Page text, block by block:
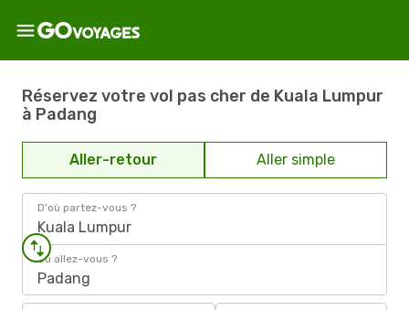
Réservez votre vol pas cher de Kuala Lumpur
à Padang
Aller-retour Aller simple
D'où partez-vous ?
Kuala Lumpur
Où allez-vous ?
Padang